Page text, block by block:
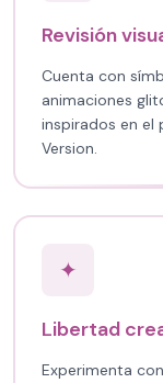
Revisión
Cuenta con
animaciones
inspirados en el
Version.
✦
Libertad
Experimenta